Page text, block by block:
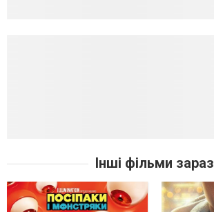
Інші фільми зараз